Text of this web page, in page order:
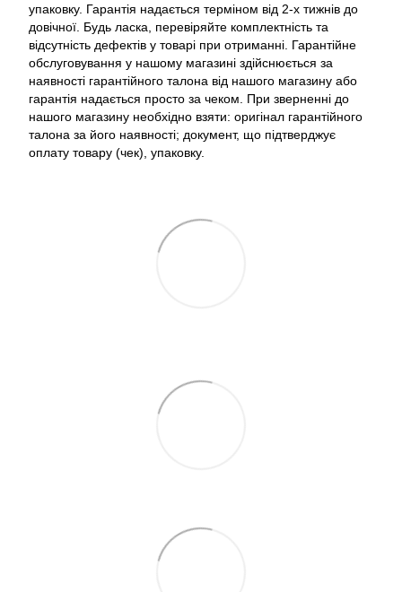
упаковку. Гарантія надається терміном від 2-х тижнів до
довічної. Будь ласка, перевіряйте комплектність та
відсутність дефектів у товарі при отриманні. Гарантійне
обслуговування у нашому магазині здійснюється за
наявності гарантійного талона від нашого магазину або
гарантія надається просто за чеком. При зверненні до
нашого магазину необхідно взяти: оригінал гарантійного
талона за його наявності; документ, що підтверджує
оплату товару (чек), упаковку.